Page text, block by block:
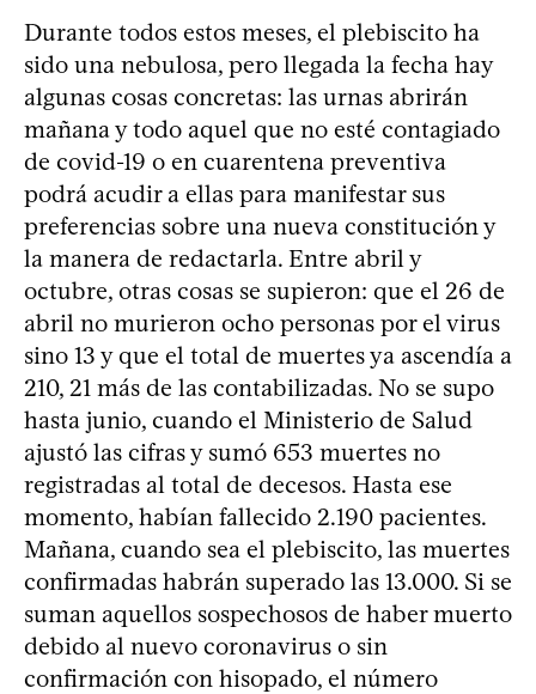
Durante todos estos meses, el plebiscito ha
sido una nebulosa, pero llegada la fecha hay
algunas cosas concretas: las urnas abrirán
mañana y todo aquel que no esté contagiado
de covid-19 o en cuarentena preventiva
podrá acudir a ellas para manifestar sus
preferencias sobre una nueva constitución y
la manera de redactarla. Entre abril y
octubre, otras cosas se supieron: que el 26 de
abril no murieron ocho personas por el virus
sino 13 y que el total de muertes ya ascendía a
210, 21 más de las contabilizadas. No se supo
hasta junio, cuando el Ministerio de Salud
ajustó las cifras y sumó 653 muertes no
registradas al total de decesos. Hasta ese
momento, habían fallecido 2.190 pacientes.
Mañana, cuando sea el plebiscito, las muertes
confirmadas habrán superado las 13.000. Si se
suman aquellos sospechosos de haber muerto
debido al nuevo coronavirus o sin
confirmación con hisopado, el número